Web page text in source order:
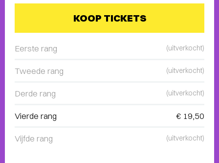
KOOP TICKETS
Eerste rang (uitverkocht)
Tweede rang (uitverkocht)
Derde rang (uitverkocht)
Vierde rang € 19,50
Vijfde rang (uitverkocht)